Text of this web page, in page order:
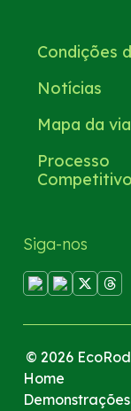
Condições
Notícias
Mapa da via
Processo
Competitivo
Siga-nos
Home
© 2026